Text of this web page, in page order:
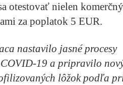
otestovať nielen
za poplatok 5 EUR.
nastavilo jasné procesy
19 a pripravilo
lôžok podľa